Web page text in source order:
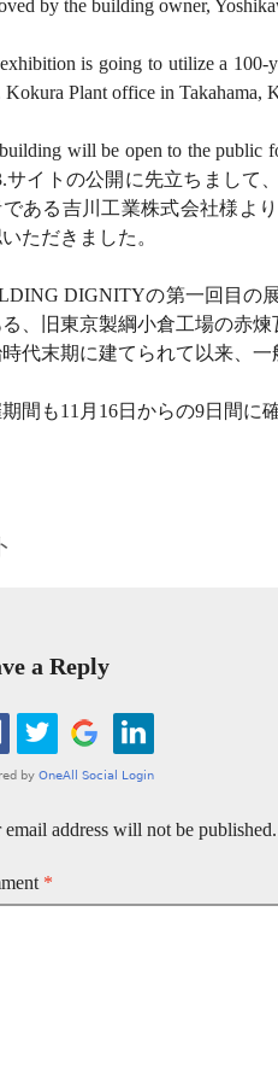
by the building owner,
is going to utilize a 100-
Plant office in Takahama,
will be open to the public
サイトの公開に先立ちまして
ある吉川工業株式会社様よ
ただきました。
DIGNITYの第一回目の
、旧東京製綱小倉工場の赤煉
代末期に建てられて以来、一
期間も11月16日からの9日間に
a Reply
email address will not be published.
*